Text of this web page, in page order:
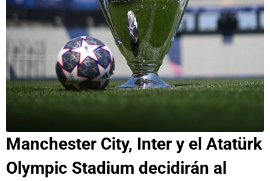
Manchester City, Inter y el Atatürk
Olympic Stadium decidirán al